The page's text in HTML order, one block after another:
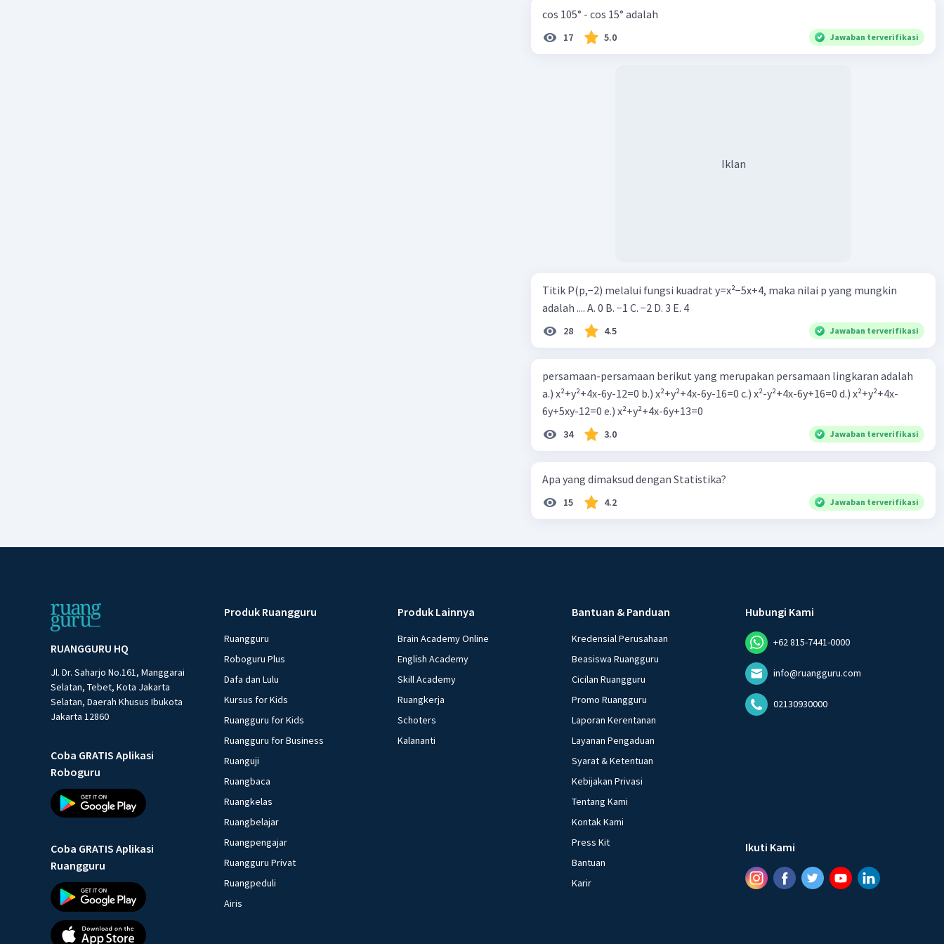
cos 105° - cos 15° adalah
17 5.0 Jawaban terverifikasi
Iklan
Titik P(p,−2) melalui fungsi kuadrat y=x²−5x+4, maka nilai p yang mungkin
adalah .... A. 0 B. −1 C. −2 D. 3 E. 4
28 4.5 Jawaban terverifikasi
persamaan-persamaan berikut yang merupakan persamaan lingkaran adalah
a.) x²+y²+4x-6y-12=0 b.) x²+y²+4x-6y-16=0 c.) x²-y²+4x-6y+16=0 d.) x²+y²+4x-
6y+5xy-12=0 e.) x²+y²+4x-6y+13=0
34 3.0 Jawaban terverifikasi
Apa yang dimaksud dengan Statistika?
15 4.2 Jawaban terverifikasi
RUANGGURU HQ
Jl. Dr. Saharjo No.161, Manggarai
Selatan, Tebet, Kota Jakarta
Selatan, Daerah Khusus Ibukota
Jakarta 12860
Coba GRATIS Aplikasi
Roboguru
Coba GRATIS Aplikasi
Ruangguru
Produk Ruangguru
Ruangguru
Roboguru Plus
Dafa dan Lulu
Kursus for Kids
Ruangguru for Kids
Ruangguru for Business
Ruanguji
Ruangbaca
Ruangkelas
Ruangbelajar
Ruangpengajar
Ruangguru Privat
Ruangpeduli
Airis
Produk Lainnya
Brain Academy Online
English Academy
Skill Academy
Ruangkerja
Schoters
Kalananti
Bantuan & Panduan
Kredensial Perusahaan
Beasiswa Ruangguru
Cicilan Ruangguru
Promo Ruangguru
Laporan Kerentanan
Layanan Pengaduan
Syarat & Ketentuan
Kebijakan Privasi
Tentang Kami
Kontak Kami
Press Kit
Bantuan
Karir
Hubungi Kami
+62 815-7441-0000
info@ruangguru.com
02130930000
Ikuti Kami